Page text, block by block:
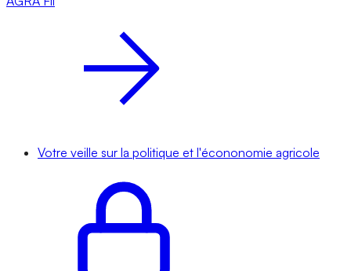
Votre veille sur la politique et l'écononomie agricole